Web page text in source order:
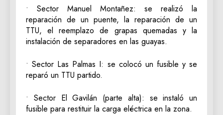
• Sector Manuel Montañez: se realizó la
reparación de un puente, la reparación de un
TTU, el reemplazo de grapas quemadas y la
instalación de separadores en las guayas.
• Sector Las Palmas I: se colocó un fusible y se
reparó un TTU partido.
• Sector El Gavilán (parte alta): se instaló un
fusible para restituir la carga eléctrica en la zona.